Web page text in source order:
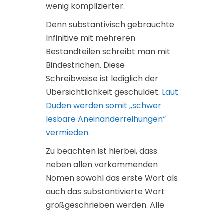
wenig komplizierter.
Denn substantivisch gebrauchte
Infinitive mit mehreren
Bestandteilen schreibt man mit
Bindestrichen. Diese
Schreibweise ist lediglich der
Übersichtlichkeit geschuldet. Laut
Duden werden somit „schwer
lesbare Aneinanderreihungen“
vermieden.
Zu beachten ist hierbei, dass
neben allen vorkommenden
Nomen sowohl das erste Wort als
auch das substantivierte Wort
großgeschrieben werden. Alle